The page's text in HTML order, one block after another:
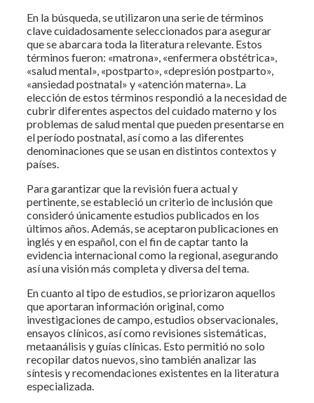
En la búsqueda, se utilizaron una serie de términos
clave cuidadosamente seleccionados para asegurar
que se abarcara toda la literatura relevante. Estos
términos fueron: «matrona», «enfermera obstétrica»,
«salud mental», «postparto», «depresión postparto»,
«ansiedad postnatal» y «atención materna». La
elección de estos términos respondió a la necesidad de
cubrir diferentes aspectos del cuidado materno y los
problemas de salud mental que pueden presentarse en
el período postnatal, así como a las diferentes
denominaciones que se usan en distintos contextos y
países.
Para garantizar que la revisión fuera actual y
pertinente, se estableció un criterio de inclusión que
consideró únicamente estudios publicados en los
últimos años. Además, se aceptaron publicaciones en
inglés y en español, con el fin de captar tanto la
evidencia internacional como la regional, asegurando
así una visión más completa y diversa del tema.
En cuanto al tipo de estudios, se priorizaron aquellos
que aportaran información original, como
investigaciones de campo, estudios observacionales,
ensayos clínicos, así como revisiones sistemáticas,
metaanálisis y guías clínicas. Esto permitió no solo
recopilar datos nuevos, sino también analizar las
síntesis y recomendaciones existentes en la literatura
especializada.